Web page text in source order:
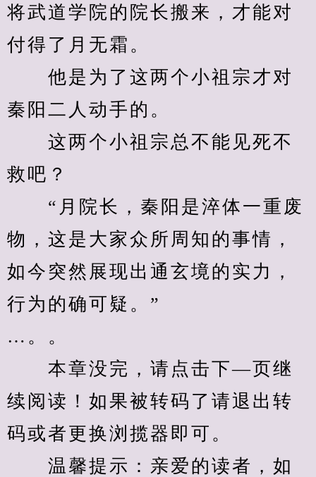
将武道学院的院长搬来，才能对
付得了月无霜。
他是为了这两个小祖宗才对
秦阳二人动手的。
这两个小祖宗总不能见死不
救吧？
“月院长，秦阳是淬体一重废
物，这是大家众所周知的事情，
如今突然展现出通玄境的实力，
行为的确可疑。”
…。。
本章没完，请点击下—页继
续阅读！如果被转码了请退出转
码或者更换浏揽器即可。
温馨提示：亲爱的读者，如